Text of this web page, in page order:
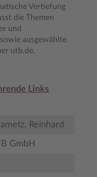
Vertiefung
die Themen
und
ausgewählte
utb.de.
Links
Reinhard
GmbH